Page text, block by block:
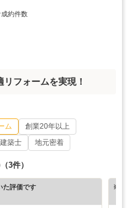
約件数
フォームを実現！
ム
創業20年以上
築士 地元密着
（3件）
た評価です ※ホ